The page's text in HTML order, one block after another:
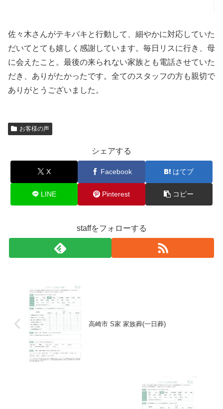
佐々木さんがテキパキと行動して、細やかに対応していた
だいてとても嬉しく感謝しています。毎日リスに行き、母
に会えたこと。最後の来られない家族とも電話させていた
だき、ありがたかったです。全てのスタッフの方も親切で
ありがとうございました。
お客様の声
シェアする
X Facebook はてブ
LINE Pinterest コピー
staffをフォローする
高崎市 S家 家族葬(一日葬)